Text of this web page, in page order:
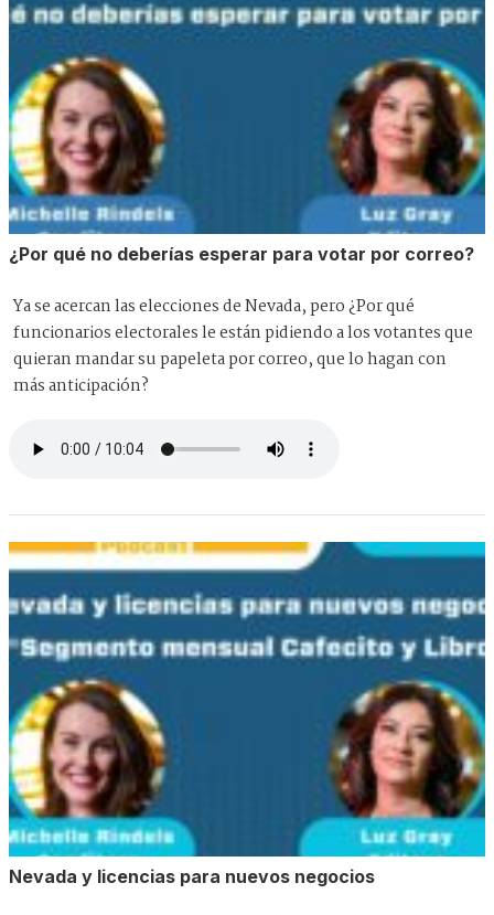
¿Por qué no deberías esperar para votar por correo?
Ya se acercan las elecciones de Nevada, pero ¿Por qué
funcionarios electorales le están pidiendo a los votantes que
quieran mandar su papeleta por correo, que lo hagan con
más anticipación?
Nevada y licencias para nuevos negocios